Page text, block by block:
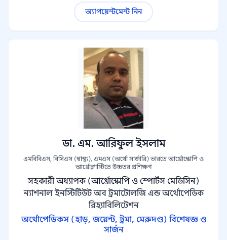
অ্যাপয়েন্টমেন্ট নিন
ডা. এম. আরিফুল ইসলাম
এমবিবিএস, বিসিএস (স্বাস্থ্য), এমএস (অর্থো সার্জারি) ভারতে আর্থ্রোস্কোপি ও
আর্থ্রোপ্লাস্টিতে উচ্চতর প্রশিক্ষণ
সহকারী অধ্যাপক (আর্থ্রোস্কোপি ও স্পোর্টস মেডিসিন)
ন্যাশনাল ইনস্টিটিউট অব ট্রমাটোলজি এন্ড অর্থোপেডিক
রিহ্যাবিলিটেশন
অর্থোপেডিকস (হাড়, জয়েন্ট, ট্রমা, মেরুদণ্ড) বিশেষজ্ঞ ও
সার্জন